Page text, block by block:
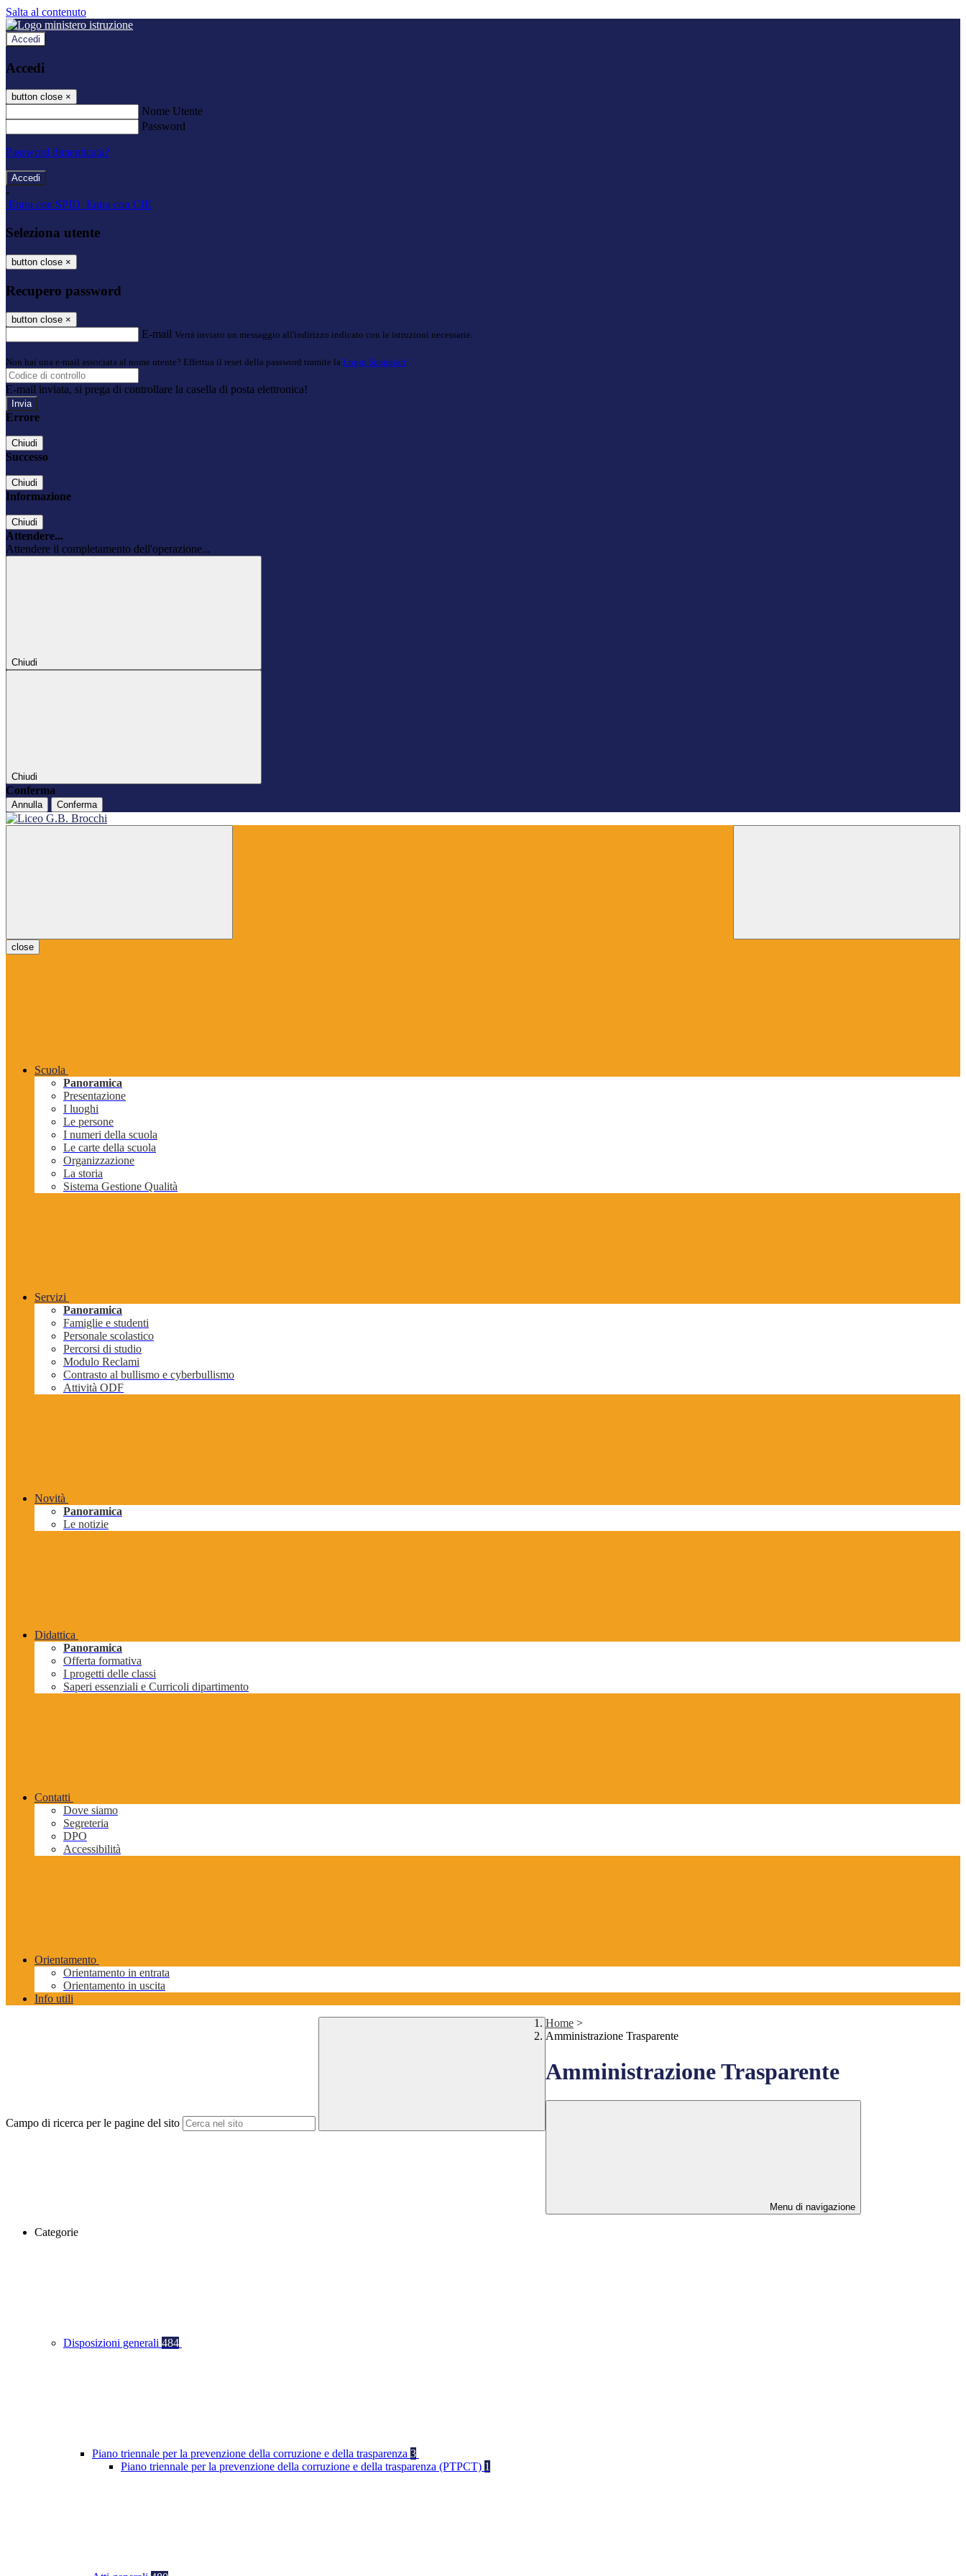
Salta al contenuto
Accedi
Accedi
button close ×
Nome Utente
Password
Password dimenticata?
-
Entra con SPID Entra con CIE
Seleziona utente
button close ×
Recupero password
button close ×
E-mail Verrà inviato un messaggio all'indirizzo indicato con le istruzioni necessarie.
Non hai una e-mail associata al nome utente? Effettua il reset della password tramite la Login Spaggiari
E-mail inviata, si prega di controllare la casella di posta elettronica!
Errore
Chiudi
Successo
Chiudi
Informazione
Chiudi
Attendere...
Attendere il completamento dell'operazione...
Chiudi
Chiudi
Conferma
Annulla Conferma
close
Scuola
Panoramica
Presentazione
I luoghi
Le persone
I numeri della scuola
Le carte della scuola
Organizzazione
La storia
Sistema Gestione Qualità
Servizi
Panoramica
Famiglie e studenti
Personale scolastico
Percorsi di studio
Modulo Reclami
Contrasto al bullismo e cyberbullismo
Attività ODF
Novità
Panoramica
Le notizie
Didattica
Panoramica
Offerta formativa
I progetti delle classi
Saperi essenziali e Curricoli dipartimento
Contatti
Dove siamo
Segreteria
DPO
Accessibilità
Orientamento
Orientamento in entrata
Orientamento in uscita
Info utili
Campo di ricerca per le pagine del sito
Home >
Amministrazione Trasparente
Amministrazione Trasparente
Menu di navigazione
Categorie
Disposizioni generali 484
Piano triennale per la prevenzione della corruzione e della trasparenza 3
Piano triennale per la prevenzione della corruzione e della trasparenza (PTPCT) 1